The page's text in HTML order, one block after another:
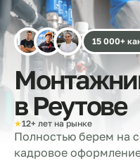
15 000+
вРеутове
★12+ лет на рынке
Полностью берем на
кадровое